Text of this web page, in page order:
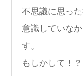
不思議に思っ
意識していな
す。
もしかして！